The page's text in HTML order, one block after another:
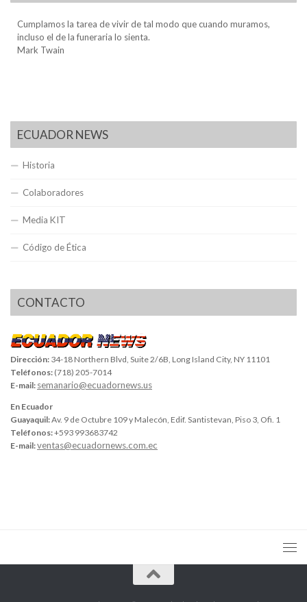
Cumplamos la tarea de vivir de tal modo que cuando muramos,
incluso el de la funeraria lo sienta.
Mark Twain
ECUADOR NEWS
Historia
Colaboradores
Media KIT
Código de Ética
CONTACTO
Dirección: 34-18 Northern Blvd, Suite 2/6B, Long Island City, NY 11101
Teléfonos: (718) 205-7014
E-mail: semanario@ecuadornews.us
En Ecuador
Guayaquil:Av. 9 de Octubre 109 y Malecón, Edif. Santistevan, Piso 3, Ofi. 1
Teléfonos:+593 993683742
E-mail:ventas@ecuadornews.com.ec